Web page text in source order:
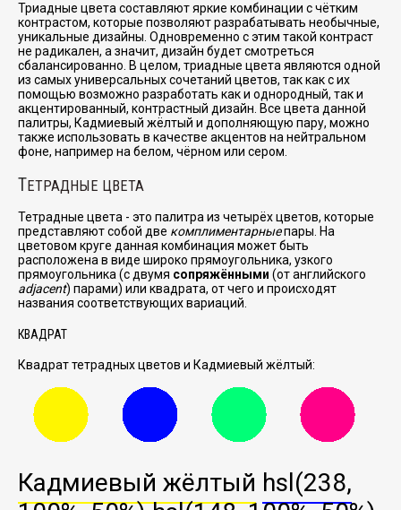
Триадные цвета составляют яркие комбинации с чётким
контрастом, которые позволяют разрабатывать необычные,
уникальные дизайны. Одновременно с этим такой контраст
не радикален, а значит, дизайн будет смотреться
сбалансированно. В целом, триадные цвета являются одной
из самых универсальных сочетаний цветов, так как с их
помощью возможно разработать как и однородный, так и
акцентированный, контрастный дизайн. Все цвета данной
палитры, Кадмиевый жёлтый и дополняющую пару, можно
также использовать в качестве акцентов на нейтральном
фоне, например на белом, чёрном или сером.
ТЕТРАДНЫЕ ЦВЕТА
Тетрадные цвета - это палитра из четырёх цветов, которые
представляют собой две комплиментарныепары. На
цветовом круге данная комбинация может быть
расположена в виде широко прямоугольника, узкого
прямоугольника (с двумя сопряжёнными (от английского
adjacent) парами) или квадрата, от чего и происходят
названия соответствующих вариаций.
КВАДРАТ
Квадрат тетрадных цветов и Кадмиевый жёлтый:
Кадмиевый жёлтый hsl(238,